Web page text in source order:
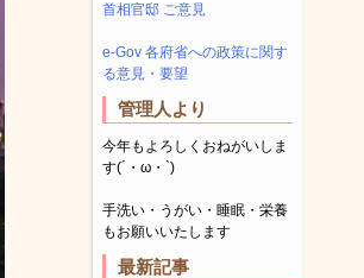
首相官邸 ご意見
e-Gov 各府省への政策に関す
る意見・要望
管理人より
今年もよろしくおねがいしま
す(´・ω・`)
手洗い・うがい・睡眠・栄養
もお願いいたします
最新記事